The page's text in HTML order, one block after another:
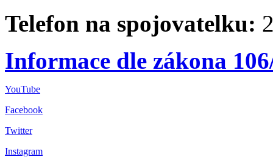
Telefon na spojovatelku:
Informace dle zákona
YouTube
Facebook
Twitter
Instagram